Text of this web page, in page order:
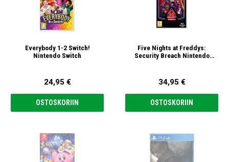
Everybody 1-2 Switch!
Nintendo Switch
24,95 €
OSTOSKORIIN
Five Nights at Freddys:
Security Breach Nintendo
34,95 €
OSTOSKORIIN